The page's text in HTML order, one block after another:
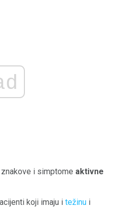
i simptome aktivne
koji imaju i težinu i